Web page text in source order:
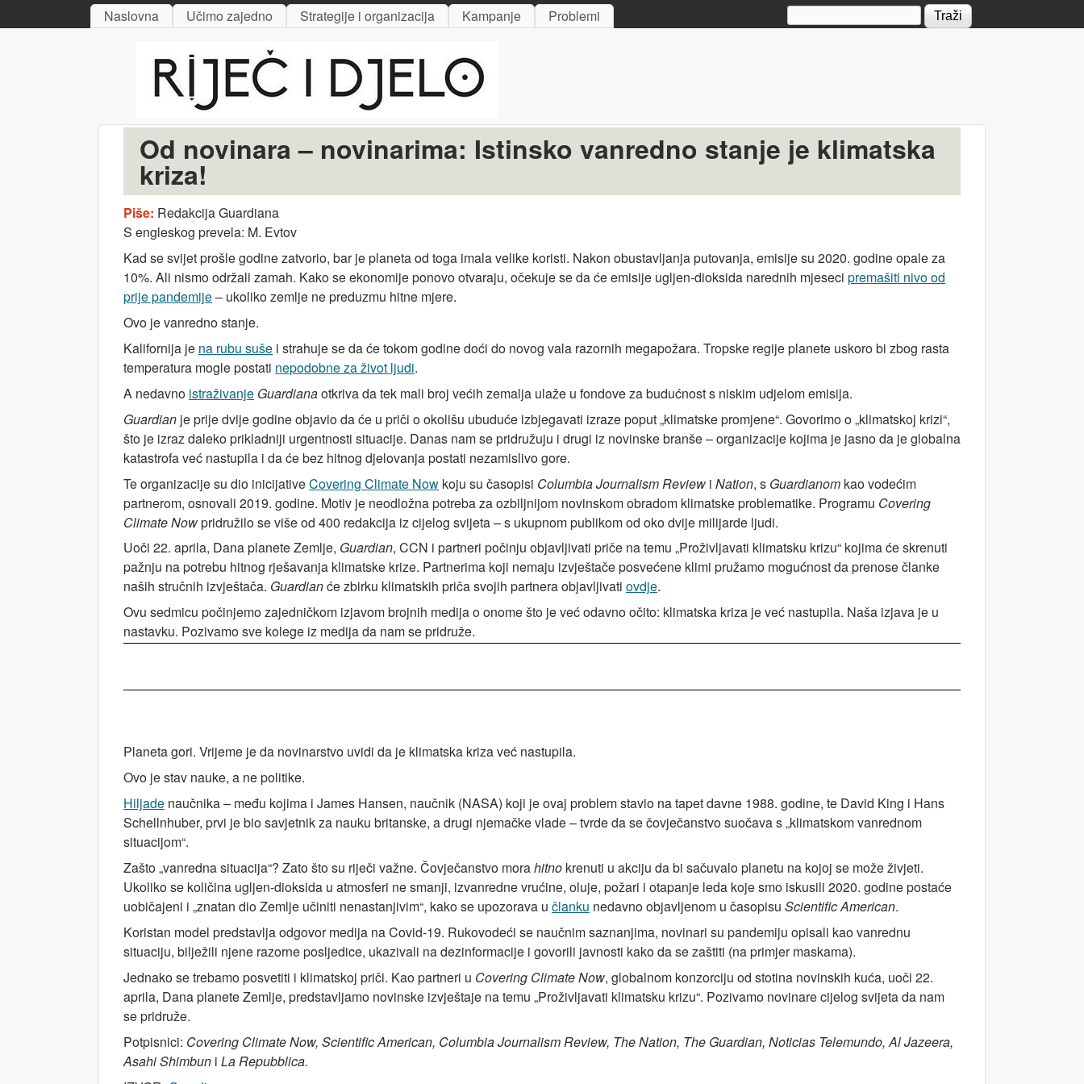
Skip to main content
MAIN MENU
Naslovna Učimo zajedno Strategije i organizacija Kampanje Problemi Search form
Od novinara – novinarima: Istinsko vanredno stanje je klimatska
kriza!
Piše: Redakcija Guardiana
S engleskog prevela: M. Evtov
Kad se svijet prošle godine zatvorio, bar je planeta od toga imala velike koristi. Nakon obustavljanja putovanja, emisije su 2020. godine opale za
10%. Ali nismo održali zamah. Kako se ekonomije ponovo otvaraju, očekuje se da će emisije ugljen-dioksida narednih mjeseci premašiti nivo od
prije pandemije– ukoliko zemlje ne preduzmu hitne mjere.
Ovo je vanredno stanje.
Kalifornija je na rubu suše i strahuje se da će tokom godine doći do novog vala razornih megapožara. Tropske regije planete uskoro bi zbog rasta
temperatura mogle postati nepodobne za život ljudi.
A nedavno istraživanje Guardianaotkriva da tek mali broj većih zemalja ulaže u fondove za budućnost s niskim udjelom emisija.
Guardian je prije dvije godine objavio da će u priči o okolišu ubuduće izbjegavati izraze poput „klimatske promjene“. Govorimo o „klimatskoj krizi“,
što je izraz daleko prikladniji urgentnosti situacije. Danas nam se pridružuju i drugi iz novinske branše – organizacije kojima je jasno da je globalna
katastrofa već nastupila i da će bez hitnog djelovanja postati nezamislivo gore.
Te organizacije su dio inicijativeCovering Climate Now koju su časopisi Columbia Journalism Review i Nation, s Guardianom kao vodećim
partnerom, osnovali 2019. godine. Motiv je neodložna potreba za ozbiljnijom novinskom obradom klimatske problematike. Programu Covering
Climate Nowpridružilo se više od 400 redakcija iz cijelog svijeta – s ukupnom publikom od oko dvije milijarde ljudi.
Uoči 22. aprila, Dana planete Zemlje, Guardian, CCN i partneri počinju objavljivati priče na temu „Proživljavati klimatsku krizu“ kojima će skrenuti
pažnju na potrebu hitnog rješavanja klimatske krize. Partnerima koji nemaju izvještače posvećene klimi pružamo mogućnost da prenose članke
naših stručnih izvještača. Guardianće zbirku klimatskih priča svojih partnera objavljivati ovdje.
Ovu sedmicu počinjemo zajedničkom izjavom brojnih medija o onome što je već odavno očito: klimatska kriza je već nastupila. Naša izjava je u
nastavku. Pozivamo sve kolege iz medija da nam se pridruže.
Planeta gori. Vrijeme je da novinarstvo uvidi da je klimatska kriza već nastupila.
Ovo je stav nauke, a ne politike.
Hiljade naučnika – među kojima i James Hansen, naučnik (NASA) koji je ovaj problem stavio na tapet davne 1988. godine, te David King i Hans
Schellnhuber, prvi je bio savjetnik za nauku britanske, a drugi njemačke vlade – tvrde da se čovječanstvo suočava s „klimatskom vanrednom
situacijom“.
Zašto „vanredna situacija“? Zato što su riječi važne. Čovječanstvo morahitno krenuti u akciju da bi sačuvalo planetu na kojoj se može živjeti.
Ukoliko se količina ugljen-dioksida u atmosferi ne smanji, izvanredne vrućine, oluje, požari i otapanje leda koje smo iskusili 2020. godine postaće
uobičajeni i „znatan dio Zemlje učiniti nenastanjivim“, kako se upozorava u članku nedavno objavljenom u časopisu Scientific American.
Koristan model predstavlja odgovor medija na Covid-19. Rukovodeći se naučnim saznanjima, novinari su pandemiju opisali kao vanrednu
situaciju, bilježili njene razorne posljedice, ukazivali na dezinformacije i govorili javnosti kako da se zaštiti (na primjer maskama).
Jednako se trebamo posvetiti i klimatskoj priči. Kao partneri u Covering Climate Now, globalnom konzorciju od stotina novinskih kuća, uoči 22.
aprila, Dana planete Zemlje, predstavljamo novinske izvještaje na temu „Proživljavati klimatsku krizu“. Pozivamo novinare cijelog svijeta da nam
se pridruže.
Potpisnici: Covering Climate Now, Scientific American, Columbia Journalism Review, The Nation, The Guardian, Noticias Telemundo, Al Jazeera,
Asahi Shimbun i La Repubblica.